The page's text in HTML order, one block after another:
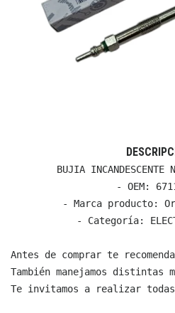
BUJIA INCANDESCENTE
- OEM:
- Marca producto:
- Categoría:
Antes de comprar te
También manejamos distintas
Te invitamos a realizar todas